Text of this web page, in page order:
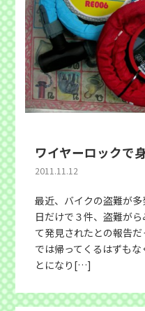
ワイヤーロックで
2011.11.12
最近、バイクの盗難が
日だけで３件、盗難が
て発見されたとの報告
では帰ってくるはずも
とになり[…]